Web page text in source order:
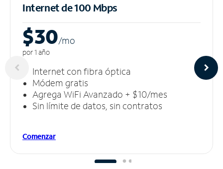
Internet de 100 Mbps
$30/mo
por 1 año
Internet con fibra óptica
Módem gratis
Agrega WiFi Avanzado + $10/mes
Sin límite de datos, sin contratos
Comenzar